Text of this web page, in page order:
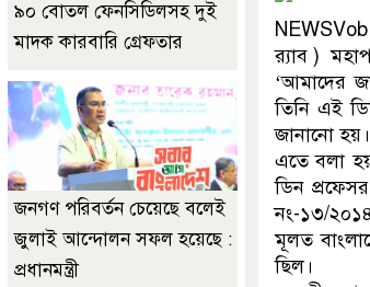
NEWSVob
র‌্যাব )
‘আমাদের
তিনি এই
জানানো হয়।
এতে বলা
ডিন
নং-১৩/
মূলত
ছিল।
৯০ বোতল ফেনসিডিলসহ দুই
মাদক কারবারি গ্রেফতার
জনগণ পরিবর্তন চেয়েছে বলেই
জুলাই আন্দোলন সফল হয়েছে :
প্রধানমন্ত্রী